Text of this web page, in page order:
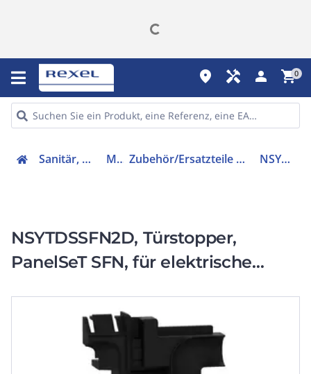
place handyman person shopping_cart0
Sanitär, Heizung, Klima Möbel Zubehör/Ersatzteile für Tür- und Torbeschläge NSYTDSSFN2D
NSYTDSSFN2D, Türstopper,
PanelSeT SFN, für elektrische